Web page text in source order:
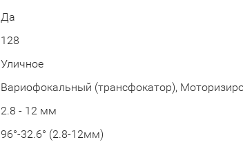
Да
128
Уличное
Вариофокальный (трансфокатор),
2.8 - 12 мм
96°-32.6° (2.8-12мм)